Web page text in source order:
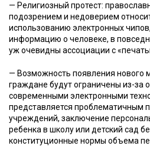
— Религиозный протест:
подозрением и недоверием
использованию электронных
информацию о человеке, в
уж очевидны ассоциации с
— Возможность появления нового
граждане будут ограничены из-за
современными электронными
представляется проблематичным
учреждений, заключение
ребенка в школу или детский сад
конституционные нормы объема